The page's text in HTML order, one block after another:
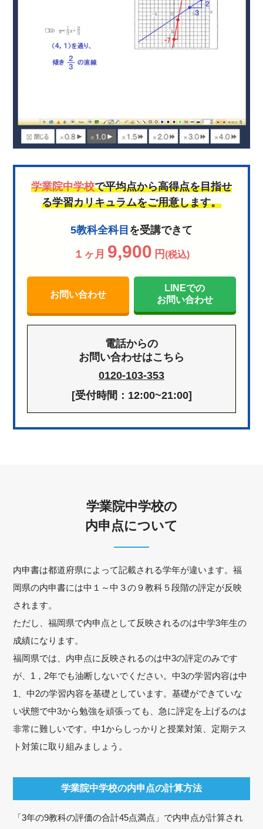
学業院中学校で平均点から高得点を目指せ
る学習カリキュラムをご用意します。
5教科全科目 を受講できて
１ヶ月 9,900 円(税込)
お問い合わせ
LINEでの
お問い合わせ
電話からの
お問い合わせはこちら
0120-103-353
[受付時間：12:00~21:00]
学業院中学校の
内申点について
内申書は都道府県によって記載される学年が違います。福
岡県の内申書には中１～中３の９教科５段階の評定が反映
されます。
ただし、福岡県で内申点として反映されるのは中学3年生の
成績になります。
福岡県では、内申点に反映されるのは中3の評定のみです
が、1，2年でも油断しないでください。中3の学習内容は中
1、中2の学習内容を基礎としています。基礎ができていな
い状態で中3から勉強を頑張っても、急に評定を上げるのは
非常に難しいです。中1からしっかりと授業対策、定期テス
ト対策に取り組みましょう。
学業院中学校の内申点の計算方法
「3年の9教科の評価の合計45点満点」で内申点が計算され